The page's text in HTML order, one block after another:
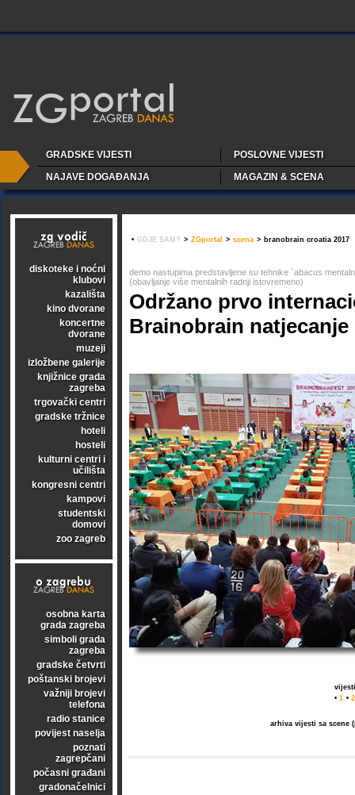
GRADSKE VIJESTI
POSLOVNE VIJESTI
NAJAVE DOGAĐANJA
MAGAZIN & SCENA
diskoteke i noćni
klubovi
kazališta
kino dvorane
koncertne
dvorane
muzeji
izložbene galerije
knjižnice grada
zagreba
trgovački centri
gradske tržnice
hoteli
hosteli
kulturni centri i
učilišta
kongresni centri
kampovi
studentski
domovi
zoo zagreb
osobna karta
grada zagreba
simboli grada
zagreba
gradske četvrti
poštanski brojevi
važniji brojevi
telefona
radio stanice
povijest naselja
poznati
zagrepčani
počasni građani
gradonačelnici
• GDJE SAM? > ZGportal > scena > branobrain croatia 2017
demo nastupima predstavljene su tehnike `abacus
(obavljanje više mentalnih radnji istovremeno)
Održano prvo
Brainobrain
• 1 • 2
arhiva vijesti sa scene